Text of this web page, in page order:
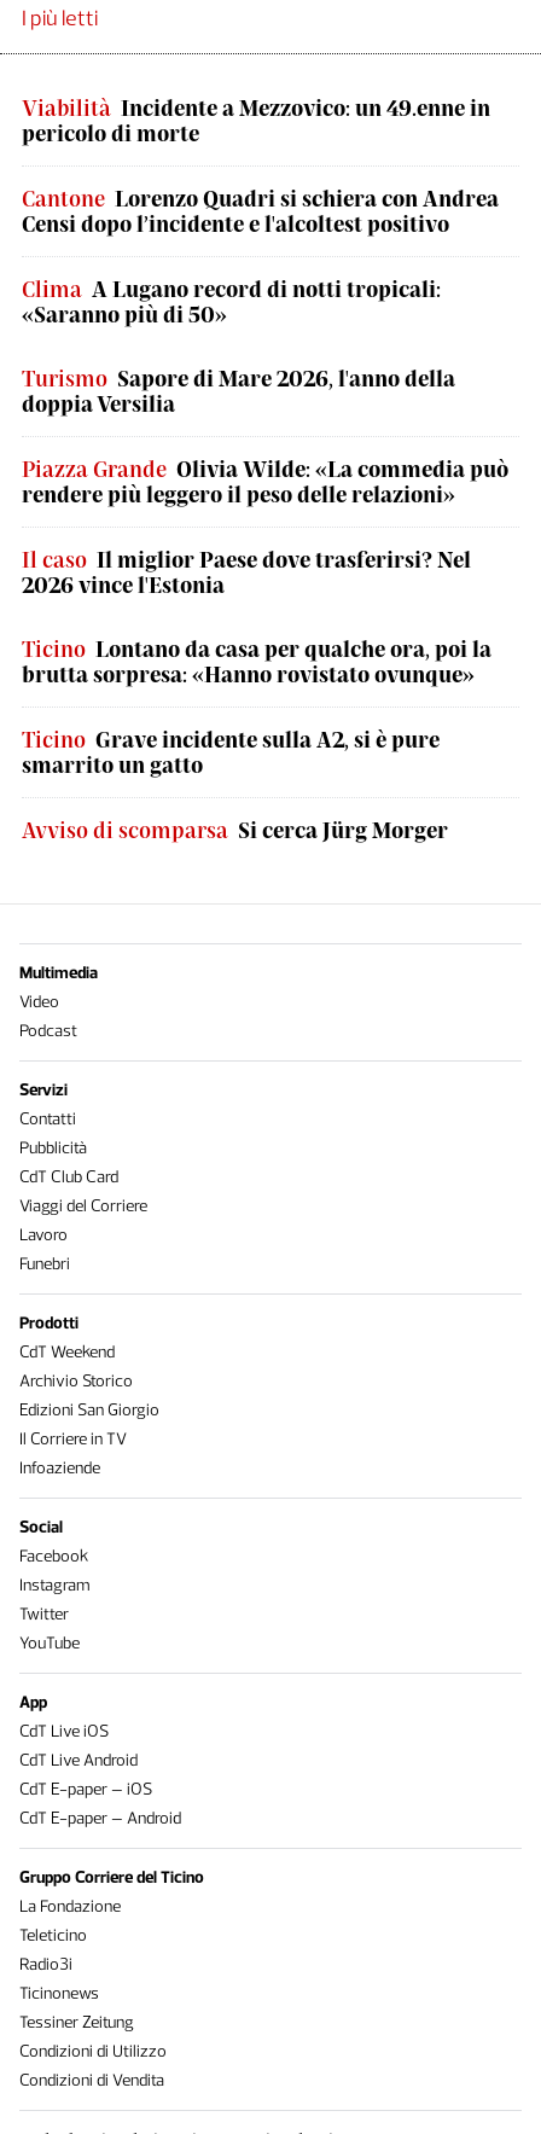
I più letti
Viabilità Incidente a Mezzovico: un 49.enne in
pericolo di morte
Cantone Lorenzo Quadri si schiera con Andrea
Censi dopo l’incidente e l'alcoltest positivo
Clima A Lugano record di notti tropicali:
«Saranno più di 50»
Turismo Sapore di Mare 2026, l'anno della
doppia Versilia
Piazza Grande Olivia Wilde: «La commedia può
rendere più leggero il peso delle relazioni»
Il caso Il miglior Paese dove trasferirsi? Nel
2026 vince l'Estonia
Ticino Lontano da casa per qualche ora, poi la
brutta sorpresa: «Hanno rovistato ovunque»
Ticino Grave incidente sulla A2, si è pure
smarrito un gatto
Avviso di scomparsa Si cerca Jürg Morger
Multimedia
Video
Podcast
Servizi
Contatti
Pubblicità
CdT Club Card
Viaggi del Corriere
Lavoro
Funebri
Prodotti
CdT Weekend
Archivio Storico
Edizioni San Giorgio
Il Corriere in TV
Infoaziende
Social
Facebook
Instagram
Twitter
YouTube
App
CdT Live iOS
CdT Live Android
CdT E-paper – iOS
CdT E-paper – Android
Gruppo Corriere del Ticino
La Fondazione
Teleticino
Radio3i
Ticinonews
Tessiner Zeitung
Condizioni di Utilizzo
Condizioni di Vendita